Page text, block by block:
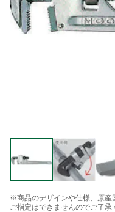
※商品のデザインや仕様、原産
ご指定はできませんのでご了承